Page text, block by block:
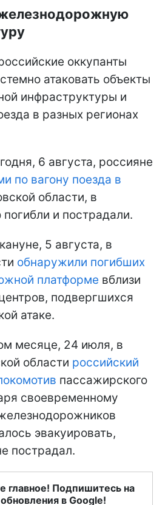
оккупанты
атаковать объекты
инфраструктуры и
в разных регионах
6 августа, россияне
по вагону поезда в
области, в
погибли и пострадали.
5 августа, в
обнаружили погибших
платформе вблизи
подвергшихся
атаке.
месяце, 24 июля, в
области российский
пассажирского
своевременному
эвакуировать,
пострадал.
главное! Подпишитесь на
в Google!